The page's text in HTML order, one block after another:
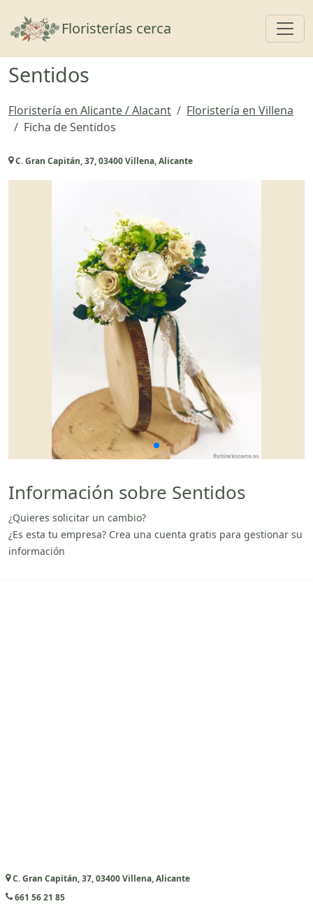
Floristerías cerca
Sentidos
Floristería en Alicante / Alacant
Floristería en Villena
Ficha de Sentidos
C. Gran Capitán, 37, 03400 Villena, Alicante
Información sobre Sentidos
¿Quieres solicitar un cambio?
¿Es esta tu empresa? Crea una cuenta gratis para gestionar su
información
C. Gran Capitán, 37, 03400 Villena, Alicante
661 56 21 85